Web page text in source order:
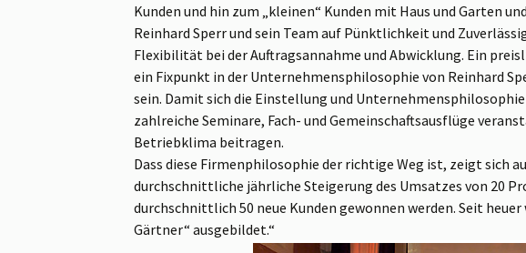
Kunden und hin zum „kleinen“ Kunden mit Haus und Garten
Reinhard Sperr und sein Team auf Pünktlichkeit und
Flexibilität bei der Auftragsannahme und Abwicklung. Ein
ein Fixpunkt in der Unternehmensphilosophie von Reinhard
sein. Damit sich die Einstellung und
zahlreiche Seminare, Fach- und Gemeinschaftsausflüge
Betriebklima beitragen.
Dass diese Firmenphilosophie der richtige Weg ist, zeigt sich
durchschnittliche jährliche Steigerung des Umsatzes von 20
durchschnittlich 50 neue Kunden gewonnen werden. Seit
Gärtner“ ausgebildet.“